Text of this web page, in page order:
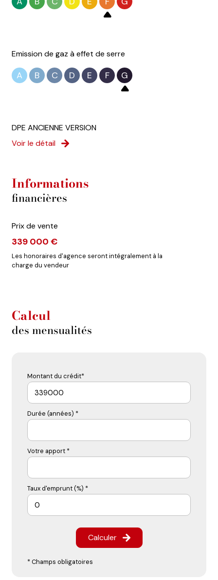
Emission de gaz à effet de serre
A B C D E F G
DPE ANCIENNE VERSION
Voir le détail
Informations
financières
Prix de vente
339 000 €
Les honoraires d'agence seront intégralement à la
charge du vendeur
Calcul
des mensualités
Montant du crédit*
Durée (années) *
Votre apport *
Taux d'emprunt (%) *
Calculer
* Champs obligatoires